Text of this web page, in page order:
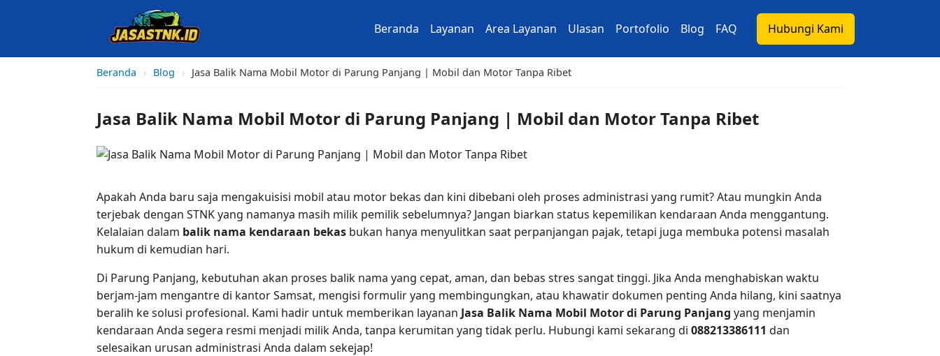
Beranda Layanan Area Layanan Ulasan Portofolio Blog FAQ Hubungi Kami
Beranda › Blog › Jasa Balik Nama Mobil Motor di Parung Panjang | Mobil dan Motor Tanpa Ribet
Jasa Balik Nama Mobil Motor di Parung Panjang | Mobil dan Motor Tanpa Ribet
Apakah Anda baru saja mengakuisisi mobil atau motor bekas dan kini dibebani oleh proses administrasi yang rumit? Atau mungkin Anda
terjebak dengan STNK yang namanya masih milik pemilik sebelumnya? Jangan biarkan status kepemilikan kendaraan Anda menggantung.
Kelalaian dalam balik nama kendaraan bekas bukan hanya menyulitkan saat perpanjangan pajak, tetapi juga membuka potensi masalah
hukum di kemudian hari.
Di Parung Panjang, kebutuhan akan proses balik nama yang cepat, aman, dan bebas stres sangat tinggi. Jika Anda menghabiskan waktu
berjam-jam mengantre di kantor Samsat, mengisi formulir yang membingungkan, atau khawatir dokumen penting Anda hilang, kini saatnya
beralih ke solusi profesional. Kami hadir untuk memberikan layanan Jasa Balik Nama Mobil Motor di Parung Panjang yang menjamin
kendaraan Anda segera resmi menjadi milik Anda, tanpa kerumitan yang tidak perlu. Hubungi kami sekarang di 088213386111 dan
selesaikan urusan administrasi Anda dalam sekejap!